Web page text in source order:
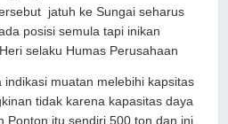
jatuh ke Sungai seharus
posisi semula tapi inikan
selaku Humas Perusahaan
indikasi muatan melebihi kapsitas
tidak karena kapasitas daya
Ponton itu sendiri 500 ton dan ini